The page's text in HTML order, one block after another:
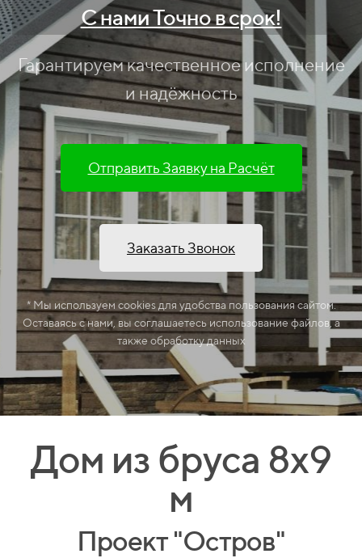
С нами Точно в срок!
Гарантируем качественное исполнение
и надёжность
Отправить Заявку на Расчёт
Заказать Звонок
* Мы используем cookies для удобства пользования сайтом.
Оставаясь с нами, вы соглашаетесь использование файлов, а
также обработку данных
Дом из бруса 8х9
м
Проект "Остров"